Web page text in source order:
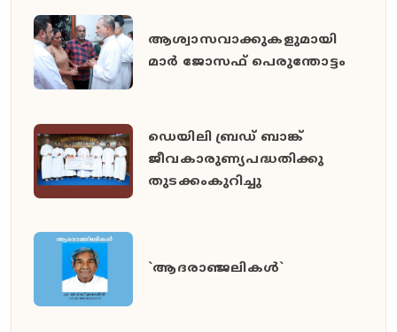
ആശ്വാസവാക്കുകളുമായി
മാർ ജോസഫ് പെരുന്തോട്ടം
ഡെയിലി ബ്രഡ് ബാങ്ക്
ജീവകാരുണ്യപദ്ധതിക്കു
തുടക്കംകുറിച്ചു
`ആദരാഞ്ജലികൾ`